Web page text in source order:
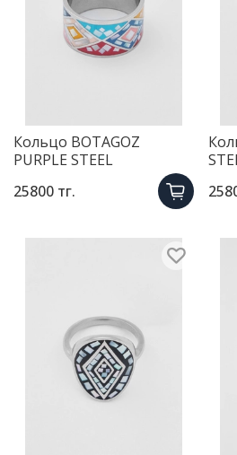
Кольцо BOTAGOZ
PURPLE STEEL
25800 тг.